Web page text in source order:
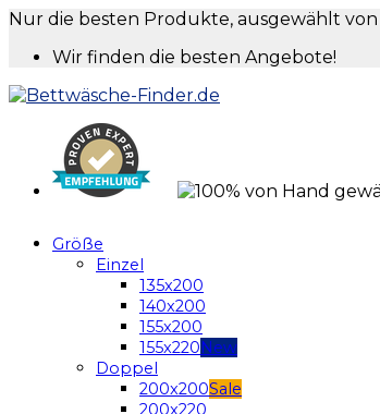
Nur die besten Produkte, ausgewählt
Wir finden die besten Angebote!
Größe
Einzel
135x200
140x200
155x200
155x220
Doppel
200x200
200x220